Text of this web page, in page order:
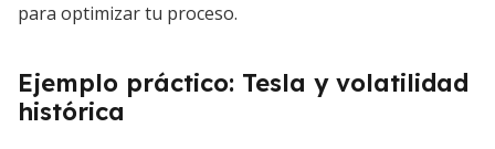
para optimizar tu proceso.
Ejemplo práctico: Tesla y volatilidad
histórica